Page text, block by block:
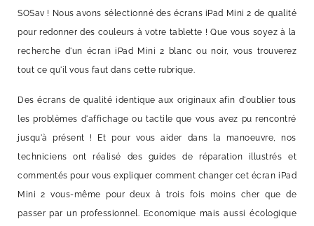
SOSav ! Nous avons sélectionné des écrans iPad Mini 2 de qualité
pour redonner des couleurs à votre tablette ! Que vous soyez à la
recherche d'un écran iPad Mini 2 blanc ou noir, vous trouverez
tout ce qu'il vous faut dans cette rubrique.
Des écrans de qualité identique aux originaux afin d'oublier tous
les problèmes d'affichage ou tactile que vous avez pu rencontré
jusqu'à présent ! Et pour vous aider dans la manoeuvre, nos
techniciens ont réalisé des guides de réparation illustrés et
commentés pour vous expliquer comment changer cet écran iPad
Mini 2 vous-même pour deux à trois fois moins cher que de
passer par un professionnel. Economique mais aussi écologique